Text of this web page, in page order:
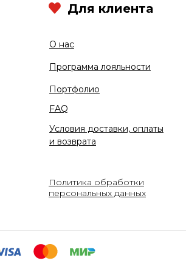
Политика обработки
персональных данных
О нас
Программа лояльности
Портфолио
Условия доставки, оплаты
и возврата
FAQ
Для клиента